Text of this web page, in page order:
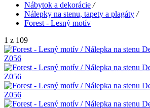
Nábytok a dekorácie /
Nálepky na stenu, tapety a plagáty /
Forest - Lesný motív
1 z 109